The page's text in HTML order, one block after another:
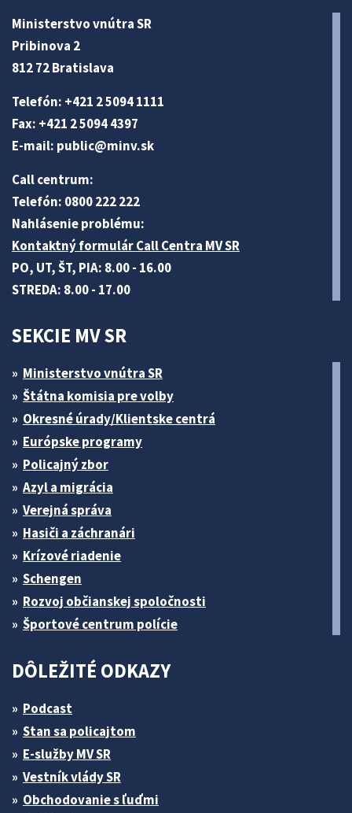
Ministerstvo vnútra SR
Pribinova 2
812 72 Bratislava
Telefón: +421 2 5094 1111
Fax: +421 2 5094 4397
E-mail: public@minv.sk
Call centrum:
Telefón: 0800 222 222
Nahlásenie problému:
Kontaktný formulár Call Centra MV SR
PO, UT, ŠT, PIA: 8.00 - 16.00
STREDA: 8.00 - 17.00
SEKCIE MV SR
Ministerstvo vnútra SR
Štátna komisia pre volby
Okresné úrady/Klientske centrá
Európske programy
Policajný zbor
Azyl a migrácia
Verejná správa
Hasiči a záchranári
Krízové riadenie
Schengen
Rozvoj občianskej spoločnosti
Športové centrum polície
DÔLEŽITÉ ODKAZY
Podcast
Stan sa policajtom
E-služby MV SR
Vestník vlády SR
Obchodovanie s ľuďmi